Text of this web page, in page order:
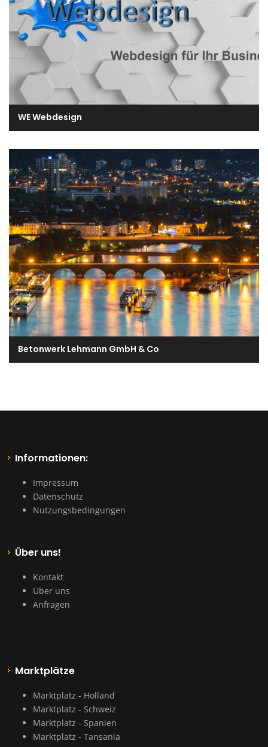
WE Webdesign
Betonwerk Lehmann GmbH & Co
Informationen:
Impressum
Datenschutz
Nutzungsbedingungen
Über uns!
Kontakt
Über uns
Anfragen
Marktplätze
Marktplatz - Holland
Marktplatz - Schweiz
Marktplatz - Spanien
Marktplatz - Tansania